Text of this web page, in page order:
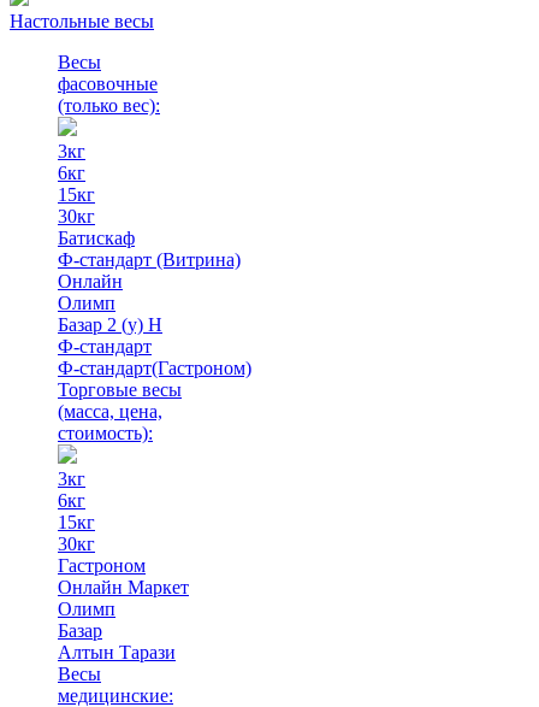
Настольные весы
Весы
фасовочные
(только вес):
3кг
6кг
15кг
30кг
Батискаф
Ф-стандарт (Витрина)
Онлайн
Олимп
Базар 2 (у) Н
Ф-стандарт
Ф-стандарт(Гастроном)
Торговые весы
(масса, цена,
стоимость):
3кг
6кг
15кг
30кг
Гастроном
Онлайн Маркет
Олимп
Базар
Алтын Тарази
Весы
медицинские: